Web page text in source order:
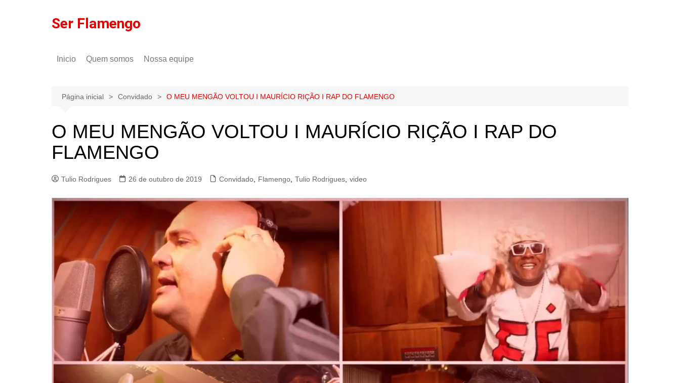
Ser Flamengo
Inicio Quem somos
Política de privacidade
Nossa equipe
Gilson Lima
Página inicial Convidado O MEU MENGÃO VOLTOU I MAURÍCIO RIÇÃO I RAP DO FLAMENGO
O MEU MENGÃO VOLTOU I MAURÍCIO RIÇÃO I RAP DO
FLAMENGO
Tulio Rodrigues 26 de outubro de 2019 Convidado Flamengo Tulio Rodrigues video